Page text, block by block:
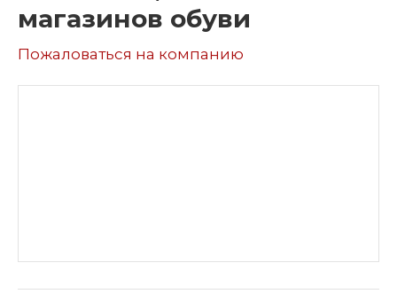
магазинов обуви
Пожаловаться на компанию